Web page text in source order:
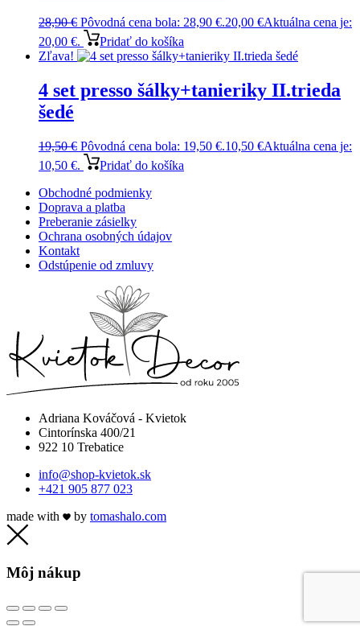
28,90€ Pôvodná cena bola: 28,90 €.20,00 €Aktuálna cena je:
20,00 €.
Pridať do košíka
Zľava!
4 set presso šálky+tanieriky II.trieda
šedé
19,50€ Pôvodná cena bola: 19,50 €.10,50 €Aktuálna cena je:
10,50 €.
Pridať do košíka
Obchodné podmienky
Doprava a platba
Preberanie zásielky
Ochrana osobných údajov
Kontakt
Odstúpenie od zmluvy
Adriana Kováčová - Kvietok
Cintorínska 400/21
922 10 Trebatice
info@shop-kvietok.sk
+421 905 877 023
made with
by tomashalo.com
Môj nákup